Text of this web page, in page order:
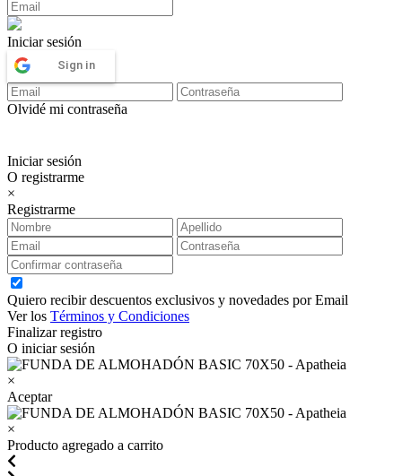
Iniciar sesión
Sign in
Olvidé mi contraseña
Iniciar sesión
O registrarme
×
Registrarme
Quiero recibir descuentos exclusivos y novedades por Email
Ver los Términos y Condiciones
Finalizar registro
O iniciar sesión
×
Aceptar
×
Producto agregado a carrito